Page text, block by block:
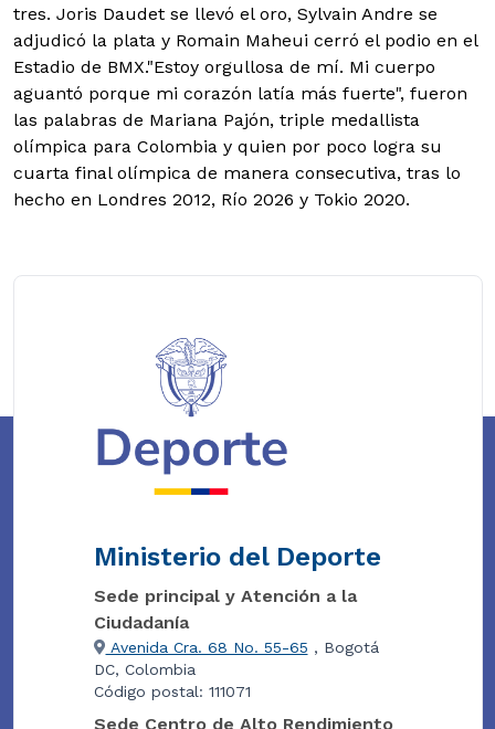
tres. Joris Daudet se llevó el oro, Sylvain Andre se
adjudicó la plata y Romain Maheui cerró el podio en el
Estadio de BMX."Estoy orgullosa de mí. Mi cuerpo
aguantó porque mi corazón latía más fuerte", fueron
las palabras de Mariana Pajón, triple medallista
olímpica para Colombia y quien por poco logra su
cuarta final olímpica de manera consecutiva, tras lo
hecho en Londres 2012, Río 2026 y Tokio 2020.
Ministerio del Deporte
Sede principal y Atención a la
Ciudadanía
Avenida Cra. 68 No. 55-65 , Bogotá
DC, Colombia
Código postal: 111071
Sede Centro de Alto Rendimiento